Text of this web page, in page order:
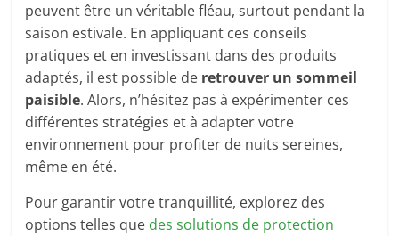
peuvent être un véritable fléau, surtout pendant la
saison estivale. En appliquant ces conseils
pratiques et en investissant dans des produits
adaptés, il est possible de retrouver un sommeil
paisible. Alors, n’hésitez pas à expérimenter ces
différentes stratégies et à adapter votre
environnement pour profiter de nuits sereines,
même en été.
Pour garantir votre tranquillité, explorez des
options telles que des solutions de protection